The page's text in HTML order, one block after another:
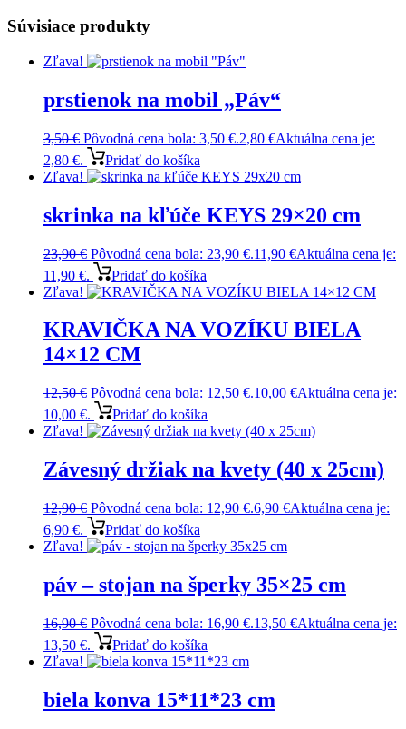
Súvisiace produkty
Zľava!
prstienok na mobil „Páv“
3,50€ Pôvodná cena bola: 3,50 €.2,80 €Aktuálna cena je:
2,80 €.
Pridať do košíka
Zľava!
skrinka na kľúče KEYS 29×20 cm
23,90€ Pôvodná cena bola: 23,90 €.11,90 €Aktuálna cena je:
11,90 €.
Pridať do košíka
Zľava!
KRAVIČKA NA VOZÍKU BIELA
14×12 CM
12,50€ Pôvodná cena bola: 12,50 €.10,00 €Aktuálna cena je:
10,00 €.
Pridať do košíka
Zľava!
Závesný držiak na kvety (40 x 25cm)
12,90€ Pôvodná cena bola: 12,90 €.6,90 €Aktuálna cena je:
6,90 €.
Pridať do košíka
Zľava!
páv – stojan na šperky 35×25 cm
16,90€ Pôvodná cena bola: 16,90 €.13,50 €Aktuálna cena je:
13,50 €.
Pridať do košíka
Zľava!
biela konva 15*11*23 cm